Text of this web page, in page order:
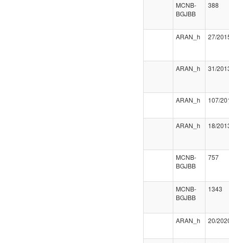
MCNB-
BGJBB
388
ARAN_h 27/
ARAN_h 31/
ARAN_h 107/
ARAN_h 18/
MCNB-
BGJBB
757
MCNB-
BGJBB
1343
ARAN_h 20/